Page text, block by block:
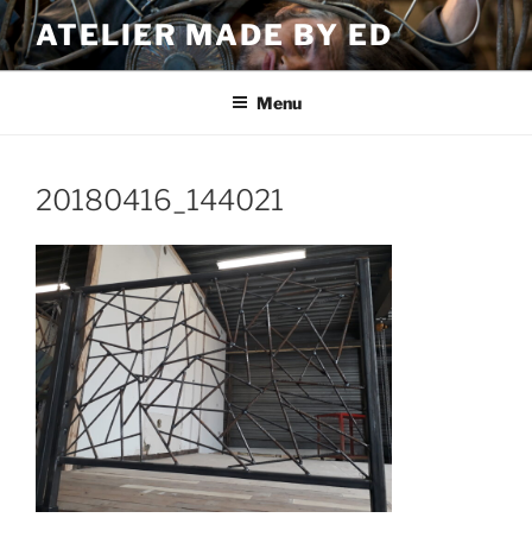
Ga
naar
de
ATELIER MADE BY ED
Menu
20180416_144021